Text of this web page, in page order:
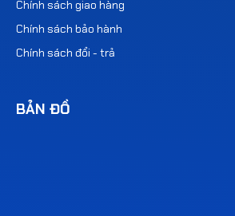
Chính sách giao hàng
Chính sách bảo hành
Chính sách đổi - trả
BẢN ĐỒ